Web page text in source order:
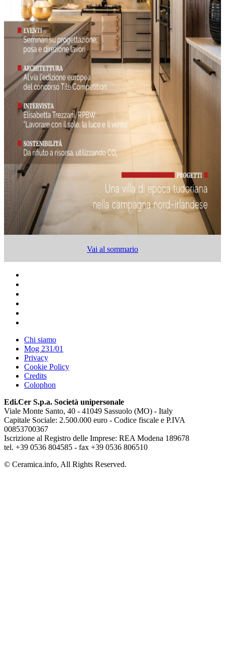
Vai al sommario
Chi siamo
Mog 231/01
Privacy
Cookie Policy
Credits
Colophon
Edi.Cer S.p.a. Società unipersonale
Viale Monte Santo, 40 - 41049 Sassuolo (MO) - Italy
Capitale Sociale: 2.500.000 euro - Codice fiscale e P.IVA
00853700367
Iscrizione al Registro delle Imprese: REA Modena 189678
tel. +39 0536 804585 - fax +39 0536 806510
© Ceramica.info, All Rights Reserved.